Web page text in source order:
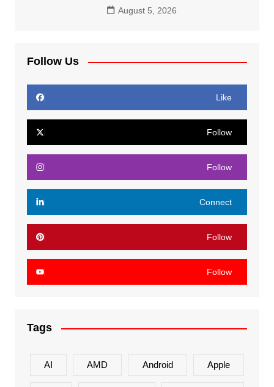
August 5, 2026
Follow Us
Like
Follow
Follow
Connect
Follow
Follow
Tags
AI AMD Android Apple